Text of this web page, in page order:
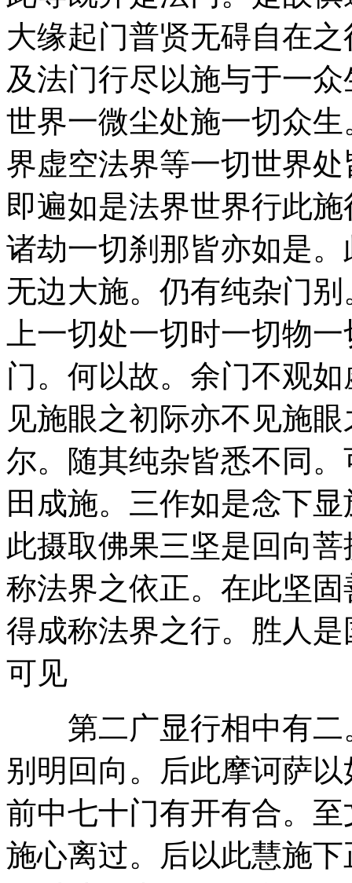
大缘起门普贤无碍自在
及法门行尽以施与于一
世界一微尘处施一切众
界虚空法界等一切世界
即遍如是法界世界行此
诸劫一切刹那皆亦如是
无边大施。仍有纯杂门
上一切处一切时一切物
门。何以故。余门不观
见施眼之初际亦不见施
尔。随其纯杂皆悉不同
田成施。三作如是念下
此摄取佛果三坚是回向
称法界之依正。在此坚
得成称法界之行。胜人
可见
第二广显行相中有二
别明回向。后此摩诃萨
前中七十门有开有合。
施心离过。后以此慧施